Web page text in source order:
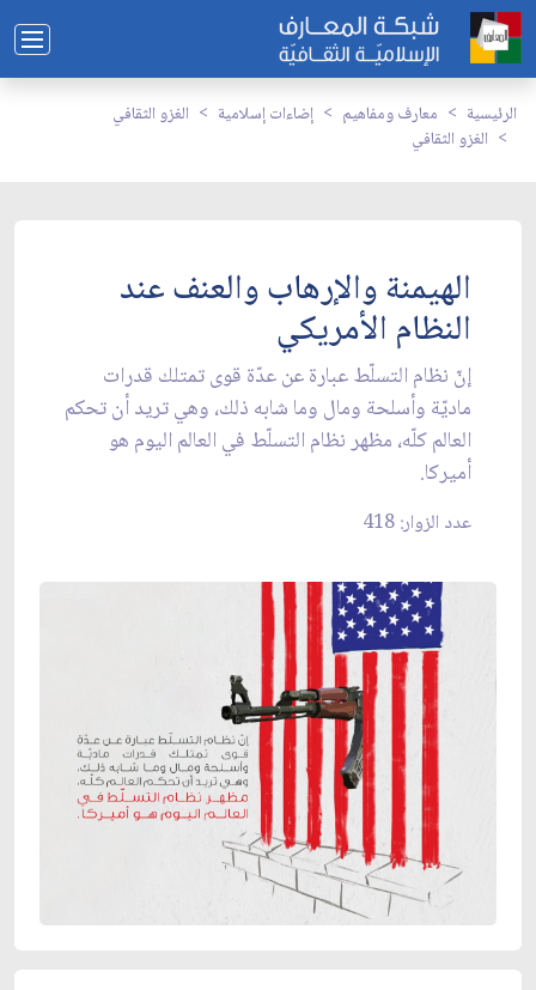
الرئيسية معارف ومفاهيم إضاءات إسلامية
الغزو الثقافي
الغزو الثقافي
الهيمنة والإرهاب والعنف عند
النظام الأمريكي
إنّ نظام التسلّط عبارة عن عدّة قوى تمتلك قدرات
ماديّة وأسلحة ومال وما شابه ذلك، وهي تريد أن تحكم
العالم كلّه، مظهر نظام التسلّط في العالم اليوم هو
أميركا.
عدد الزوار: 418